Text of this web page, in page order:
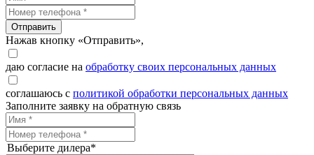
Отправить
Нажав кнопку «Отправить»,
даю согласие на обработку своих персональных данных
соглашаюсь с политикой обработки персональных данных
Заполните заявку на обратную связь
Выберите дилера*